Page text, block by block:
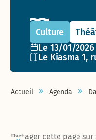
Culture
Date de
Le 13/01/
Lieu :Le Kiasma 1,
Accueil Agenda
Partager cette page sur :